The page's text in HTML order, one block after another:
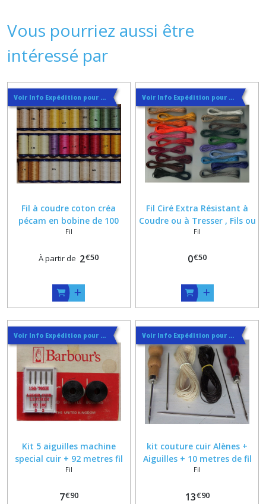
Vous pourriez aussi être
intéressé par
Voir Info Expédition pour Régler les Frais de Port au Meilleur Prix , En haut d'ecran à Droite
Fil à coudre coton créa
pécam en bobine de 100
mètres
Fil
À partir de 2€50
Voir Info Expédition pour Régler les Frais de Port au Meilleur Prix , En haut d'ecran à Droite
Fil Ciré Extra Résistant à
Coudre ou à Tresser , Fils ou
Cordons pour bracelets ,
Fil
0€50
Voir Info Expédition pour Régler les Frais de Port au Meilleur Prix , En haut d'ecran à Droite
Kit 5 aiguilles machine
special cuir + 92 metres fil
barbour's noir ultra
canette barbobs
Fil
7€90
Voir Info Expédition pour Régler les Frais de Port au Meilleur Prix , En haut d'ecran à Droite
kit couture cuir Alènes +
Aiguilles + 10 metres de fil
ultra resistant , fil ultra
Fil
13€90